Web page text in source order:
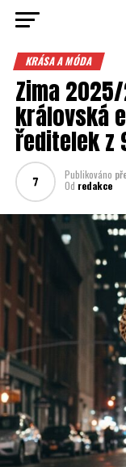
KRÁSA A MÓDA
Zima
královská
ředitelek z
Publikováno
Od redakce